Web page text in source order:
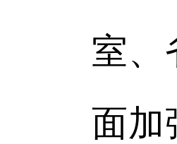
室、
面加